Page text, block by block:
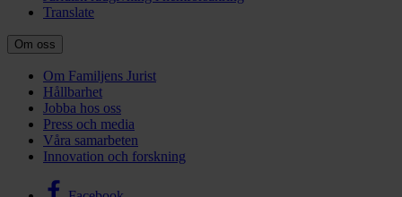
Translate
Om oss
Om Familjens Jurist
Hållbarhet
Jobba hos oss
Press och media
Våra samarbeten
Innovation och forskning